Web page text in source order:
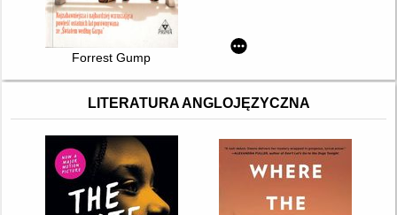
Forrest Gump
LITERATURA ANGLOJĘZYCZNA